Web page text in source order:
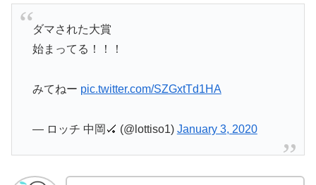
ダマされた大賞
始まってる！！！
みてねー pic.twitter.com/SZGxtTd1HA
— ロッチ 中岡🏑 (@lottiso1) January 3, 2020